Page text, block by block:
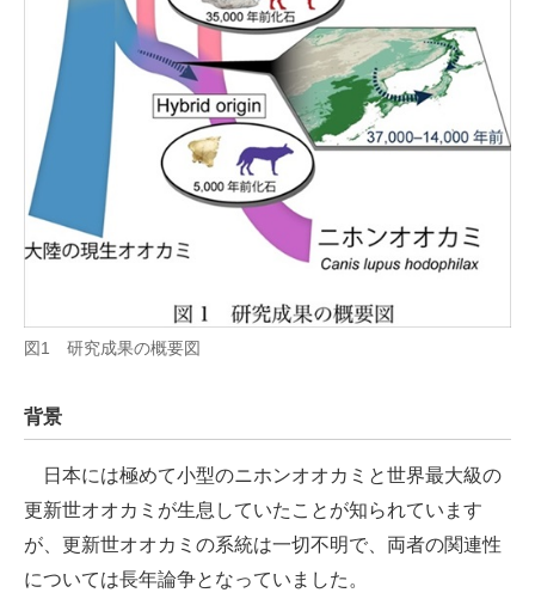
ITエンジニア向け専門サイト
企業向けIT製品の総合サイト
IT製品の技術・比較・事例
製造業のIT導入・活用を支援
モノづくり技術者専門サイト
電子設計の基本と応用
ちょっと気になるネットの話題
図1 研究成果の概要図
背景
日本には極めて小型のニホンオオカミと世界最大級の
更新世オオカミが生息していたことが知られています
が、更新世オオカミの系統は一切不明で、両者の関連性
については長年論争となっていました。